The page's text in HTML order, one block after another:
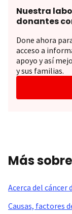
Nuestra
donantes
Done ahora
acceso a
apoyo y así
y sus familias.
Más
Acerca del cáncer
Causas, factores